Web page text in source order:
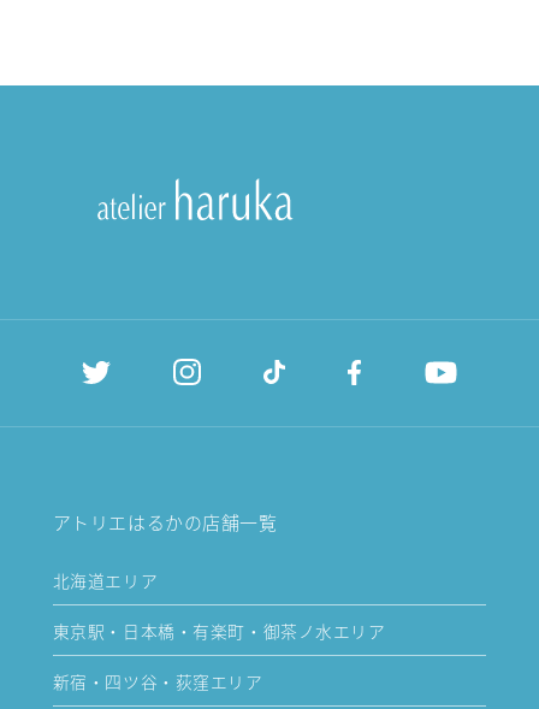
アトリエはるかの店舗一覧
北海道エリア
東京駅・日本橋・有楽町・御茶ノ水エリア
新宿・四ツ谷・荻窪エリア